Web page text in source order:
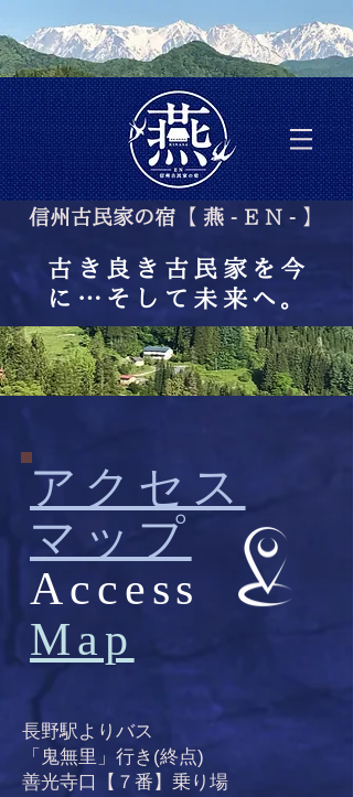
信州古民家の宿【 燕 - E N - 】
古き良き古民家を今
に…そして未来へ。
アクセス
マップ
Access
Map
長野駅よりバス
「鬼無里」行き(終点)
善光寺口【７番】乗り場